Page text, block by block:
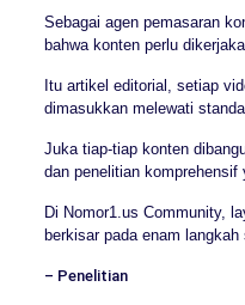
Sebagai agen pemasaran
bahwa konten perlu
Itu artikel editorial, setiap
dimasukkan melewati
Juka tiap-tiap konten
dan penelitian komprehensif
Di Nomor1.us Community,
berkisar pada enam
– Penelitian